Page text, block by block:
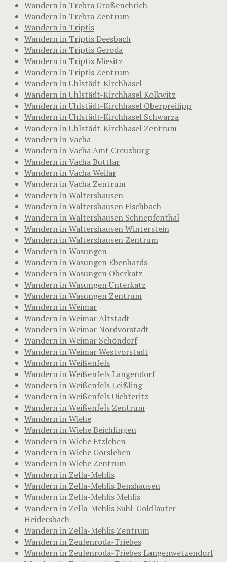
Wandern in Trebra Großenehrich
Wandern in Trebra Zentrum
Wandern in Triptis
Wandern in Triptis Deesbach
Wandern in Triptis Geroda
Wandern in Triptis Miesitz
Wandern in Triptis Zentrum
Wandern in Uhlstädt-Kirchhasel
Wandern in Uhlstädt-Kirchhasel Kolkwitz
Wandern in Uhlstädt-Kirchhasel Oberpreilipp
Wandern in Uhlstädt-Kirchhasel Schwarza
Wandern in Uhlstädt-Kirchhasel Zentrum
Wandern in Vacha
Wandern in Vacha Amt Creuzburg
Wandern in Vacha Buttlar
Wandern in Vacha Weilar
Wandern in Vacha Zentrum
Wandern in Waltershausen
Wandern in Waltershausen Fischbach
Wandern in Waltershausen Schnepfenthal
Wandern in Waltershausen Winterstein
Wandern in Waltershausen Zentrum
Wandern in Wasungen
Wandern in Wasungen Ebenhards
Wandern in Wasungen Oberkatz
Wandern in Wasungen Unterkatz
Wandern in Wasungen Zentrum
Wandern in Weimar
Wandern in Weimar Altstadt
Wandern in Weimar Nordvorstadt
Wandern in Weimar Schöndorf
Wandern in Weimar Westvorstadt
Wandern in Weißenfels
Wandern in Weißenfels Langendorf
Wandern in Weißenfels Leißling
Wandern in Weißenfels Uichteritz
Wandern in Weißenfels Zentrum
Wandern in Wiehe
Wandern in Wiehe Beichlingen
Wandern in Wiehe Etzleben
Wandern in Wiehe Gorsleben
Wandern in Wiehe Zentrum
Wandern in Zella-Mehlis
Wandern in Zella-Mehlis Benshausen
Wandern in Zella-Mehlis Mehlis
Wandern in Zella-Mehlis Suhl-Goldlauter-
Heidersbach
Wandern in Zella-Mehlis Zentrum
Wandern in Zeulenroda-Triebes
Wandern in Zeulenroda-Triebes Langenwetzendorf